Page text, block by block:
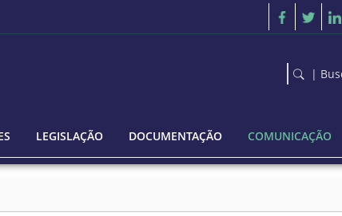
|
LEGISLAÇÃO DOCUMENTAÇÃO COMUNICAÇÃO